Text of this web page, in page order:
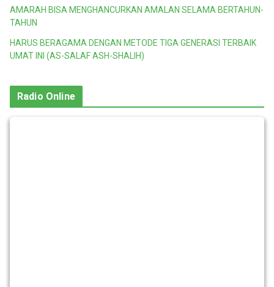
AMARAH BISA MENGHANCURKAN AMALAN SELAMA BERTAHUN-
TAHUN
HARUS BERAGAMA DENGAN METODE TIGA GENERASI TERBAIK
UMAT INI (AS-SALAF ASH-SHALIH)
Radio Online